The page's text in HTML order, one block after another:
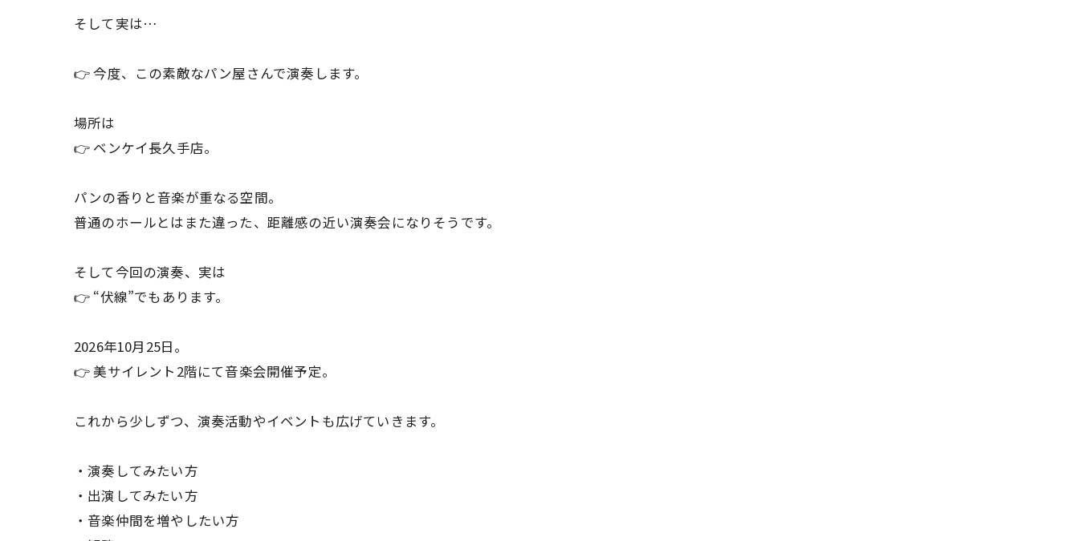
そして実は…
👉 今度、この素敵なパン屋さんで演奏します。
場所は
👉 ベンケイ長久手店。
パンの香りと音楽が重なる空間。
普通のホールとはまた違った、距離感の近い演奏会になりそうです。
そして今回の演奏、実は
👉 “伏線”でもあります。
2026年10月25日。
👉 美サイレント2階にて音楽会開催予定。
これから少しずつ、演奏活動やイベントも広げていきます。
・演奏してみたい方
・出演してみたい方
・音楽仲間を増やしたい方